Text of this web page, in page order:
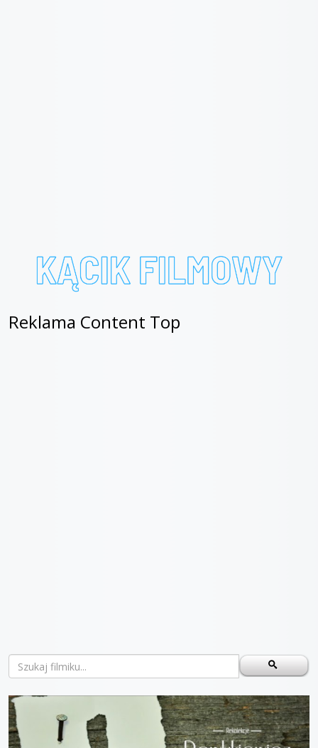
Reklama Content Top